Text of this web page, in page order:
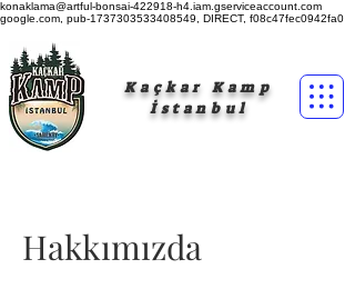
konaklama@artful-bonsai-422918-h4.iam.gserviceaccount.com
google.com, pub-1737303533408549, DIRECT, f08c47fec0942fa0
Kaçkar Kamp
İstanbul
Hakkımızda